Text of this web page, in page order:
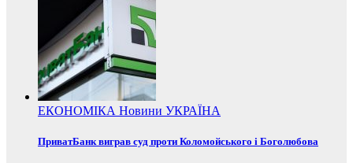
ЕКОНОМІКА Новини УКРАЇНА
ПриватБанк виграв суд проти Коломойського і Боголюбова